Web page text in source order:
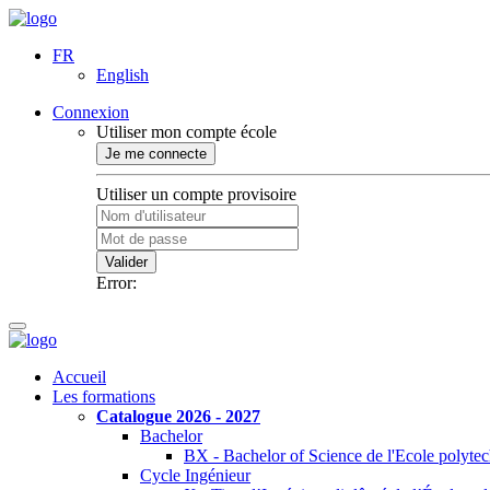
FR
English
Connexion
Utiliser mon compte école
Je me connecte
Utiliser un compte provisoire
Valider
Error:
Accueil
Les formations
Catalogue 2026 - 2027
Bachelor
BX - Bachelor of Science de l'Ecole
Cycle Ingénieur